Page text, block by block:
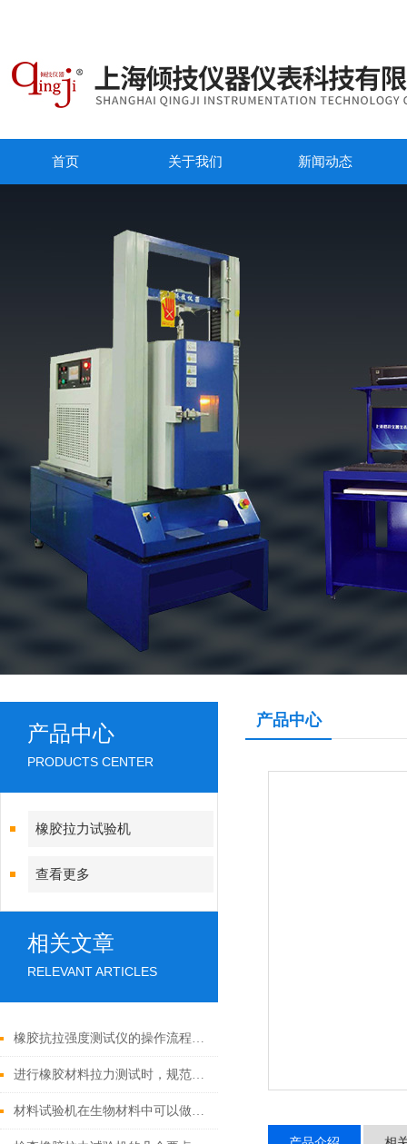
首页 关于我们 新闻动态
产品中心
PRODUCTS CENTER
橡胶拉力试验机
查看更多
相关文章
RELEVANT ARTICLES
橡胶抗拉强度测试仪的操作流程是怎样的？
进行橡胶材料拉力测试时，规范的操作步骤是什么？
材料试验机在生物材料中可以做到哪些试验？
产品中心